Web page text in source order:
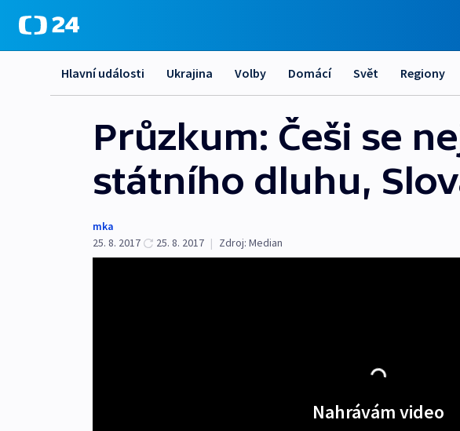
Hlavní události Ukrajina Volby Domácí Svět Regiony
Průzkum: Češi se
státního dluhu,
mka
25. 8. 2017
25. 8. 2017 | Zdroj: Median
Nahrávám video